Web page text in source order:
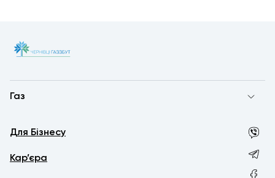
Газ
Для Бізнесу
Кар’єра